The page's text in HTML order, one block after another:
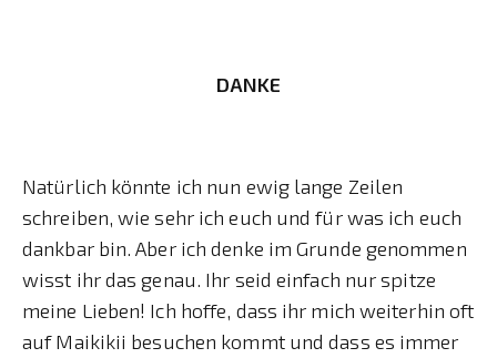
DANKE
Natürlich könnte ich nun ewig lange Zeilen
schreiben, wie sehr ich euch und für was ich euch
dankbar bin. Aber ich denke im Grunde genommen
wisst ihr das genau. Ihr seid einfach nur spitze
meine Lieben! Ich hoffe, dass ihr mich weiterhin oft
auf Maikikii besuchen kommt und dass es immer